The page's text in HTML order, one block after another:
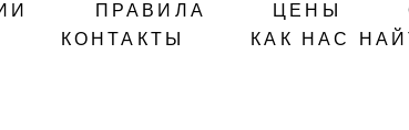
ПРАВИЛА ЦЕНЫ
КОНТАКТЫ КАК НАС